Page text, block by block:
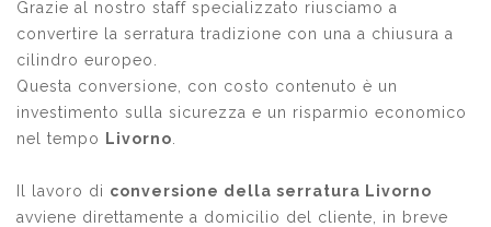
Grazie al nostro staff specializzato riusciamo a
convertire la serratura tradizione con una a chiusura a
cilindro europeo.
Questa conversione, con costo contenuto è un
investimento sulla sicurezza e un risparmio economico
nel tempo
Livorno
Il lavoro di conversione della serratura Livorno
avviene direttamente a domicilio del cliente, in breve